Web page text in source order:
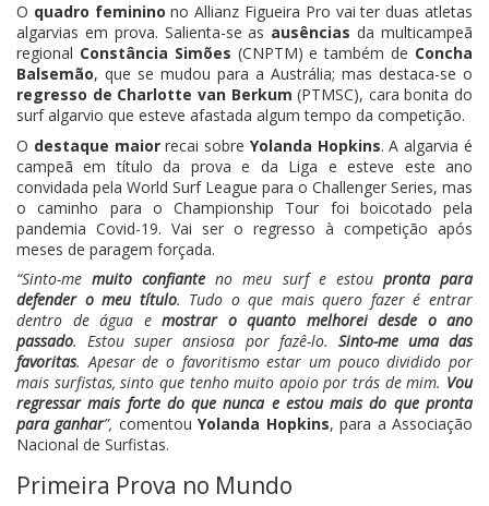
O quadro feminino no Allianz Figueira Pro vai ter duas atletas
algarvias em prova. Salienta-se as ausências da multicampeã
regional Constância Simões (CNPTM) e também de Concha
Balsemão, que se mudou para a Austrália; mas destaca-se o
regresso de Charlotte van Berkum (PTMSC), cara bonita do
surf algarvio que esteve afastada algum tempo da competição.
O destaque maiorrecai sobre Yolanda Hopkins. A algarvia é
campeã em título da prova e da Liga e esteve este ano
convidada pela World Surf League para o Challenger Series, mas
o caminho para o Championship Tour foi boicotado pela
pandemia Covid-19. Vai ser o regresso à competição após
meses de paragem forçada.
“Sinto-memuito confiante no meu surf e estou pronta para
defender o meu título. Tudo o que mais quero fazer é entrar
dentro de água e mostrar o quanto melhorei desde o ano
passado. Estou super ansiosa por fazê-lo. Sinto-me uma das
favoritas. Apesar de o favoritismo estar um pouco dividido por
mais surfistas, sinto que tenho muito apoio por trás de mim. Vou
regressar mais forte do que nunca e estou mais do que pronta
para ganhar”, comentouYolanda Hopkins, para a Associação
Nacional de Surfistas.
Primeira Prova no Mundo